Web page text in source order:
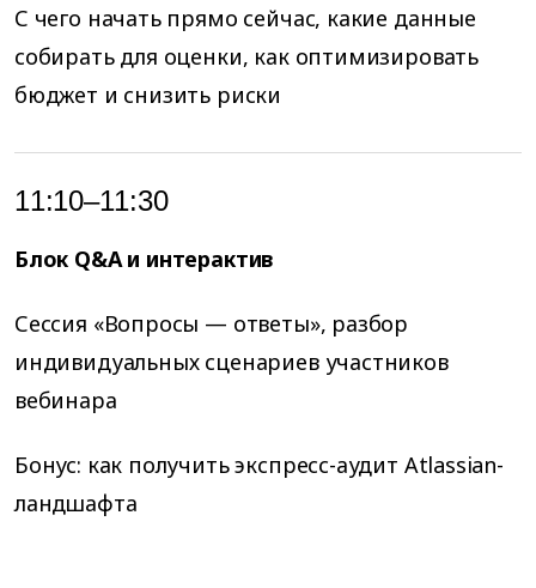
С чего начать прямо сейчас, какие данные
собирать для оценки, как оптимизировать
бюджет и снизить риски
11:10–11:30
Блок Q&A и интерактив
Сессия «Вопросы — ответы», разбор
индивидуальных сценариев участников
вебинара
Бонус: как получить экспресс-аудит Atlassian-
ландшафта